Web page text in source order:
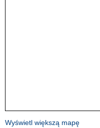
Wyświetl większą mapę